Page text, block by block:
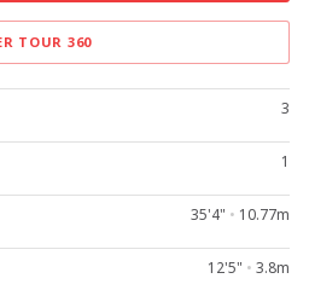
TOUR 360
3
1
35'4" • 10.77m
12'5" •3.8m